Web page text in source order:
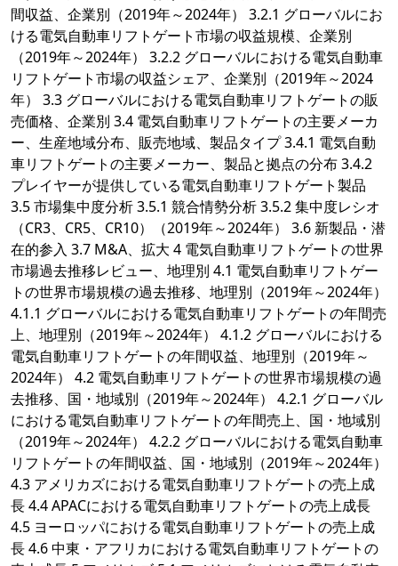
間収益、企業別（2019年～2024年） 3.2.1 グローバルにお
ける電気自動車リフトゲート市場の収益規模、企業別
（2019年～2024年） 3.2.2 グローバルにおける電気自動車
リフトゲート市場の収益シェア、企業別（2019年～2024
年） 3.3 グローバルにおける電気自動車リフトゲートの販
売価格、企業別 3.4 電気自動車リフトゲートの主要メーカ
ー、生産地域分布、販売地域、製品タイプ 3.4.1 電気自動
車リフトゲートの主要メーカー、製品と拠点の分布 3.4.2
プレイヤーが提供している電気自動車リフトゲート製品
3.5 市場集中度分析 3.5.1 競合情勢分析 3.5.2 集中度レシオ
（CR3、CR5、CR10）（2019年～2024年） 3.6 新製品・潜
在的参入 3.7 M&A、拡大 4 電気自動車リフトゲートの世界
市場過去推移レビュー、地理別 4.1 電気自動車リフトゲー
トの世界市場規模の過去推移、地理別（2019年～2024年）
4.1.1 グローバルにおける電気自動車リフトゲートの年間売
上、地理別（2019年～2024年） 4.1.2 グローバルにおける
電気自動車リフトゲートの年間収益、地理別（2019年～
2024年） 4.2 電気自動車リフトゲートの世界市場規模の過
去推移、国・地域別（2019年～2024年） 4.2.1 グローバル
における電気自動車リフトゲートの年間売上、国・地域別
（2019年～2024年） 4.2.2 グローバルにおける電気自動車
リフトゲートの年間収益、国・地域別（2019年～2024年）
4.3 アメリカズにおける電気自動車リフトゲートの売上成
長 4.4 APACにおける電気自動車リフトゲートの売上成長
4.5 ヨーロッパにおける電気自動車リフトゲートの売上成
長 4.6 中東・アフリカにおける電気自動車リフトゲートの